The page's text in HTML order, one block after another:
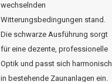
wechselnden
Witterungsbedingungen stand.
Die schwarze Ausführung sorgt
für eine dezente, professionelle
Optik und passt sich harmonisch
in bestehende Zaunanlagen ein.